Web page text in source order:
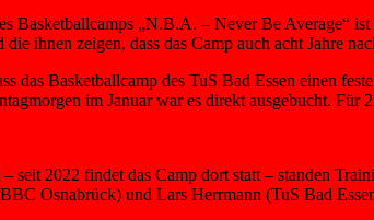
Basketballcamps „N.B.A. – Never Be Average“
die ihnen zeigen, dass das Camp auch acht Jahre
das Basketballcamp des TuS Bad Essen einen
im Januar war es direkt ausgebucht.
seit 2022 findet das Camp dort statt – standen
Osnabrück) und Lars Herrmann (TuS Bad